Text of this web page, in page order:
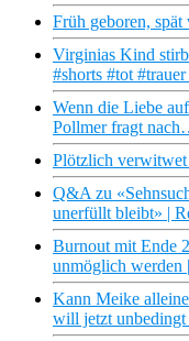
Früh geboren, spät
Virginias Kind
#shorts #tot
Wenn die Liebe
Pollmer fragt
Plötzlich
Q&A zu
unerfüllt bleibt» |
Burnout mit Ende
unmöglich
Kann Meike
will jetzt unbedingt